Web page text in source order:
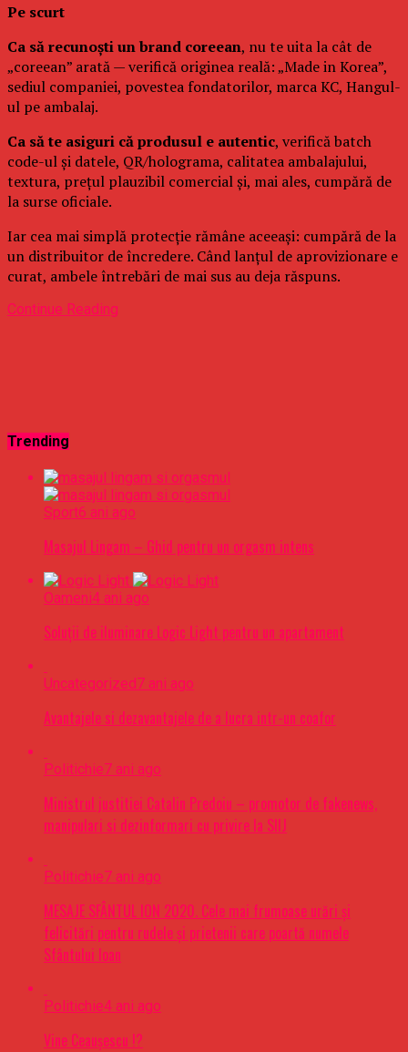
Pe scurt
Ca să recunoști un brand coreean, nu te uita la cât de
„coreean” arată — verifică originea reală: „Made in Korea”,
sediul companiei, povestea fondatorilor, marca KC, Hangul-
ul pe ambalaj.
Ca să te asiguri că produsul e autentic, verifică batch
code-ul și datele, QR/holograma, calitatea ambalajului,
textura, prețul plauzibil comercial și, mai ales, cumpără de
la surse oficiale.
Iar cea mai simplă protecție rămâne aceeași: cumpără de la
un distribuitor de încredere. Când lanțul de aprovizionare e
curat, ambele întrebări de mai sus au deja răspuns.
Continue Reading
Trending
Sport6 ani ago
Masajul Lingam – Ghid pentru un orgasm intens
Oameni4 ani ago
Soluții de iluminare Logic Light pentru un apartament
Uncategorized7 ani ago
Avantajele si dezavantajele de a lucra intr-un coafor
Politichie7 ani ago
Ministrul justitiei Catalin Predoiu – promotor de fakenews,
manipulari si dezinformari cu privire la SIIJ
Politichie7 ani ago
MESAJE SFÂNTUL ION 2020. Cele mai frumoase urări şi
felicitări pentru rudele şi prietenii care poartă numele
Sfântului Ioan
Politichie4 ani ago
Vine Ceaușescu !?